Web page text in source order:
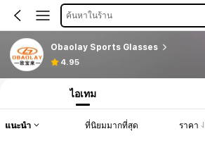
ค้นหาในร้าน
Obaolay Sports Glasses
4.95
ไอเทม
แนะนำ ที่นิยมมากที่สุด ราคา